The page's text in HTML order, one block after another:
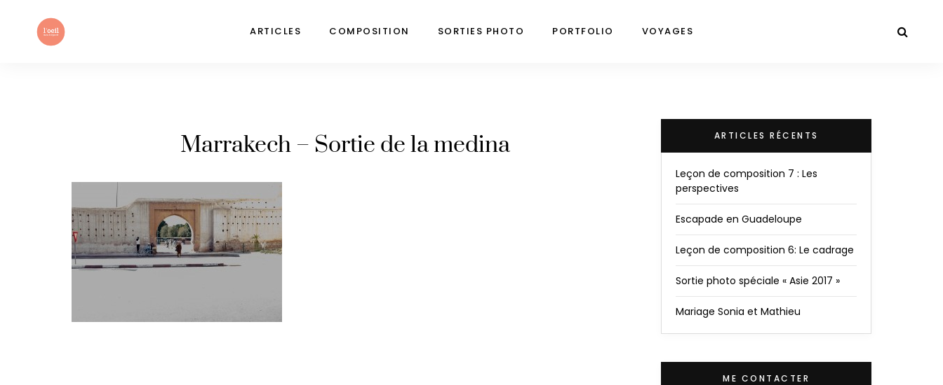
ARTICLES COMPOSITION SORTIES PHOTO PORTFOLIO VOYAGES
Marrakech – Sortie de la medina ARTICLES RÉCENTS
Leçon de composition 7 : Les
perspectives
Escapade en Guadeloupe
Leçon de composition 6: Le cadrage
Sortie photo spéciale « Asie 2017 »
Mariage Sonia et Mathieu
ME CONTACTER